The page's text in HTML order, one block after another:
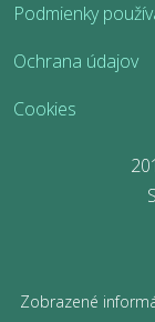
Podmienky
Ochrana údajov
Cookies
Zobrazené